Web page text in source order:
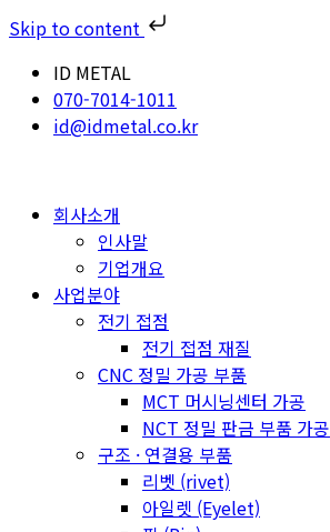
Skip to content
ID METAL
070-7014-1011
id@idmetal.co.kr
회사소개
인사말
기업개요
사업분야
전기 접점
전기 접점 재질
CNC 정밀 가공 부품
MCT 머시닝센터 가공
NCT 정밀 판금 부품 가공
구조 · 연결용 부품
리벳 (rivet)
아일렛 (Eyelet)